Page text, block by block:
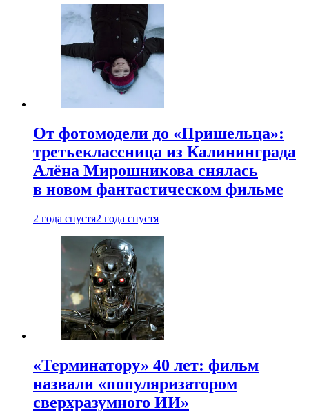
От фотомодели до «Пришельца»:
третьеклассница из Калининграда
Алёна Мирошникова снялась
в новом фантастическом фильме
2 года спустя2 года спустя
«Терминатору» 40 лет: фильм
назвали «популяризатором
сверхразумного ИИ»